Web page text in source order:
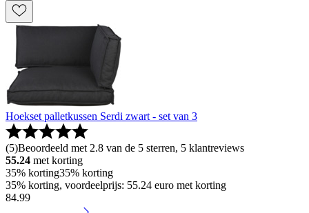
Hoekset palletkussen Serdi zwart - set van 3
(5)Beoordeeld met 2.8 van de 5 sterren, 5 klantreviews
55.24 met korting
35% korting35% korting
35% korting, voordeelprijs: 55.24 euro met korting
84.99